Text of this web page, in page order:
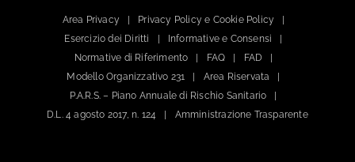
Area Privacy
Privacy Policy e Cookie Policy
Esercizio dei Diritti
Informative e Consensi
Normative di Riferimento
FAQ
FAD
Modello Organizzativo 231
Area Riservata
P.A.R.S. – Piano Annuale di Rischio Sanitario
D.L. 4 agosto 2017, n. 124
Amministrazione Trasparente